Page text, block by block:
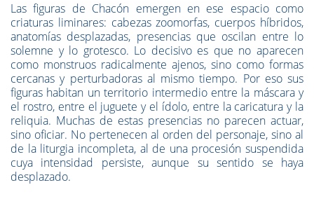
Las figuras de Chacón emergen en ese espacio como
criaturas liminares: cabezas zoomorfas, cuerpos híbridos,
anatomías desplazadas, presencias que oscilan entre lo
solemne y lo grotesco. Lo decisivo es que no aparecen
como monstruos radicalmente ajenos, sino como formas
cercanas y perturbadoras al mismo tiempo. Por eso sus
figuras habitan un territorio intermedio entre la máscara y
el rostro, entre el juguete y el ídolo, entre la caricatura y la
reliquia. Muchas de estas presencias no parecen actuar,
sino oficiar. No pertenecen al orden del personaje, sino al
de la liturgia incompleta, al de una procesión suspendida
cuya intensidad persiste, aunque su sentido se haya
desplazado.